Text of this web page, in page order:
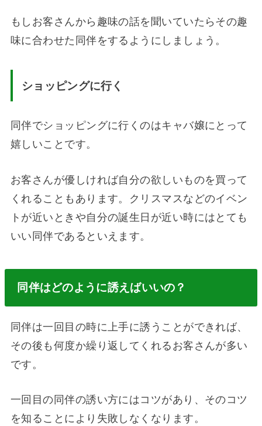
もしお客さんから趣味の話を聞いていたらその趣
味に合わせた同伴をするようにしましょう。
ショッピングに行く
同伴でショッピングに行くのはキャバ嬢にとって
嬉しいことです。
お客さんが優しければ自分の欲しいものを買って
くれることもあります。クリスマスなどのイベン
トが近いときや自分の誕生日が近い時にはとても
いい同伴であるといえます。
同伴はどのように誘えばいいの？
同伴は一回目の時に上手に誘うことができれば、
その後も何度か繰り返してくれるお客さんが多い
です。
一回目の同伴の誘い方にはコツがあり、そのコツ
を知ることにより失敗しなくなります。